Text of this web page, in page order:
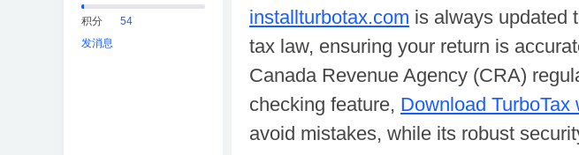
积分
54
发消息
installturbotax.com is always updated
tax law, ensuring your return is
Canada Revenue Agency (CRA)
checking feature, Download
avoid mistakes, while its robust